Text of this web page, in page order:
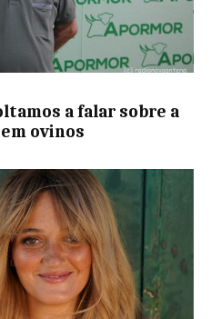
a falar sobre a
ovinos